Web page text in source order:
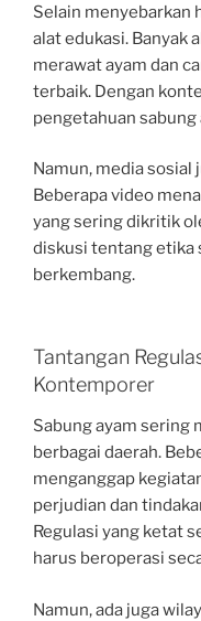
Selain menyebarkan
alat edukasi. Banyak
merawat ayam dan
terbaik. Dengan
pengetahuan
Namun, media sosial
Beberapa video
yang sering dikritik
diskusi tentang etika
berkembang.
Tantangan
Kontemporer
Sabung ayam sering
berbagai daerah.
menganggap
perjudian dan
Regulasi yang ketat
harus beroperasi
Namun, ada juga